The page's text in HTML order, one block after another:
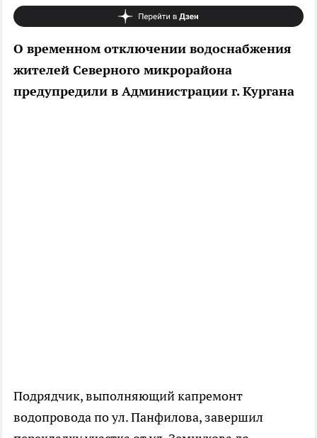
О временном отключении водоснабжения
жителей Северного микрорайона
предупредили в Администрации г. Кургана
Подрядчик, выполняющий капремонт
водопровода по ул. Панфилова, завершил